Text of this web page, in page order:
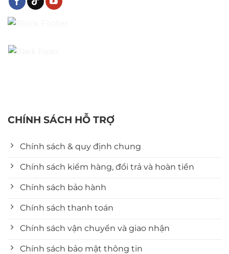
CHÍNH SÁCH HỖ TRỢ
Chính sách & quy định chung
Chính sách kiểm hàng, đổi trả và hoàn tiền
Chính sách bảo hành
Chính sách thanh toán
Chính sách vận chuyển và giao nhận
Chính sách bảo mật thông tin